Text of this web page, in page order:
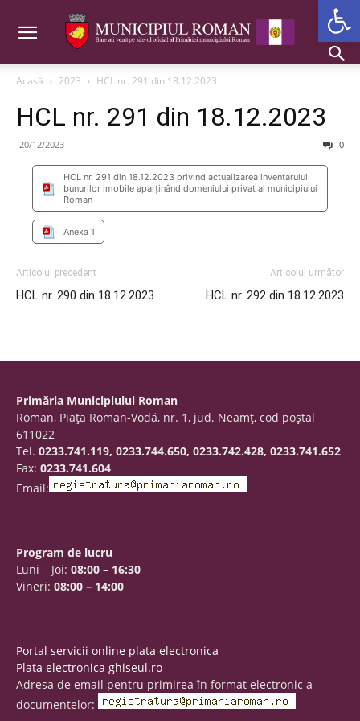
Acasă 2023 HCL nr. 291 din 18.12.2023
HCL nr. 291 din 18.12.2023
20/12/2023 0
HCL nr. 291 din 18.12.2023 privind actualizarea inventarului
bunurilor imobile aparținând domeniului privat al municipiului
Roman
Anexa 1
Articolul precedent
HCL nr. 290 din 18.12.2023
Articolul următor
HCL nr. 292 din 18.12.2023
Primăria Municipiului Roman
Roman, Piaţa Roman-Vodă, nr. 1, jud. Neamţ, cod poştal
611022
Tel. 0233.741.119, 0233.744.650, 0233.742.428, 0233.741.652
Fax: 0233.741.604
Email:
Program de lucru
Luni – Joi: 08:00 – 16:30
Vineri: 08:00 – 14:00
Portal servicii online plata electronica
Plata electronica ghiseul.ro
Adresa de email pentru primirea în format electronic a
documentelor: